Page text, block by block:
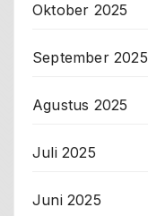
Oktober 2025
September 2025
Agustus 2025
Juli 2025
Juni 2025